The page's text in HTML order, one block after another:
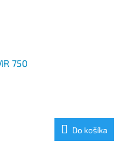
750
Do košíka